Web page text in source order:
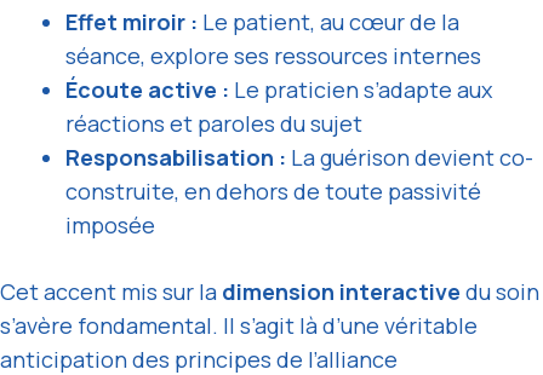
Effet miroir : Le patient, au cœur de la
séance, explore ses ressources internes
Écoute active : Le praticien s’adapte aux
réactions et paroles du sujet
Responsabilisation : La guérison devient co-
construite, en dehors de toute passivité
imposée
Cet accent mis sur la dimension interactive du soin
s’avère fondamental. Il s’agit là d’une véritable
anticipation des principes de l’alliance